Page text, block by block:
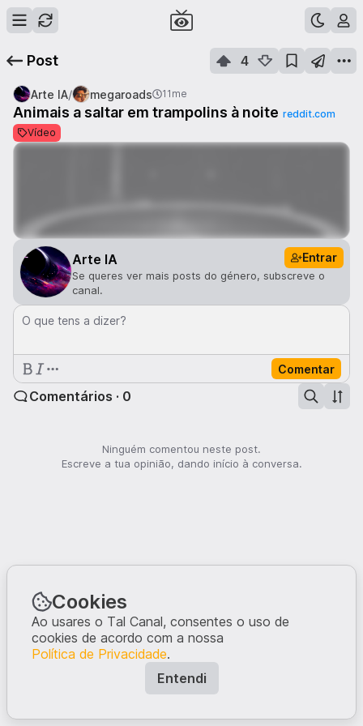
Post 4
Arte IA/ megaroads 11me
Animais a saltar em trampolins à noite reddit.com
Vídeo
Arte IA Entrar
Se queres ver mais posts do género, subscreve o
canal.
O que tens a dizer?
Comentar
Comentários · 0
Ninguém comentou neste post.
Escreve a tua opinião, dando início à conversa.
Cookies
Ao usares o Tal Canal, consentes o uso de
cookies de acordo com a nossa
Política de Privacidade.
Entendi